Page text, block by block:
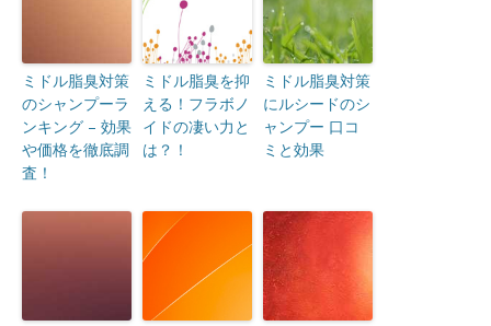
ミドル脂臭対策
のシャンプーラ
ンキング – 効果
や価格を徹底調
査！
ミドル脂臭を抑
える！フラボノ
イドの凄い力と
は？！
ミドル脂臭対策
にルシードのシ
ャンプー 口コ
ミと効果